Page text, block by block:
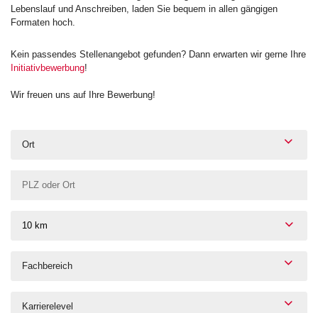
Lebenslauf und Anschreiben, laden Sie bequem in allen gängigen
Formaten hoch.
Kein passendes Stellenangebot gefunden? Dann erwarten wir gerne Ihre
Initiativbewerbung!
Wir freuen uns auf Ihre Bewerbung!
Ort
10 km
Fachbereich
Karrierelevel